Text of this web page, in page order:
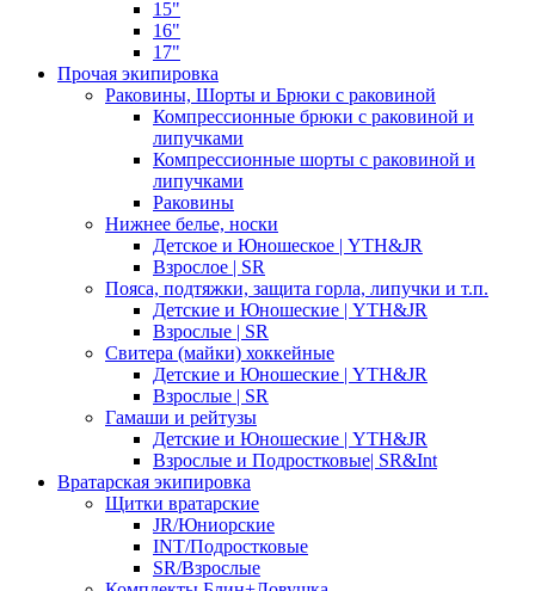
15"
16"
17"
Прочая экипировка
Раковины, Шорты и Брюки с раковиной
Компрессионные брюки с раковиной и
липучками
Компрессионные шорты с раковиной и
липучками
Раковины
Нижнее белье, носки
Детское и Юношеское | YTH&JR
Взрослое | SR
Пояса, подтяжки, защита горла, липучки и т.п.
Детские и Юношеские | YTH&JR
Взрослые | SR
Свитера (майки) хоккейные
Детские и Юношеские | YTH&JR
Взрослые | SR
Гамаши и рейтузы
Детские и Юношеские | YTH&JR
Взрослые и Подростковые| SR&Int
Вратарская экипировка
Щитки вратарские
JR/Юниорские
INT/Подростковые
SR/Взрослые